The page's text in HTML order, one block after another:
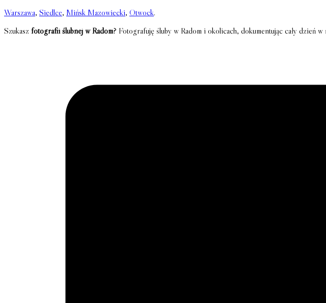
Warszawa, Siedlce, Mińsk Mazowiecki, Otwock.
Szukasz fotografii ślubnej w Radom? Fotografuję śluby w Radom i okolicach, dokumentując cały dzień